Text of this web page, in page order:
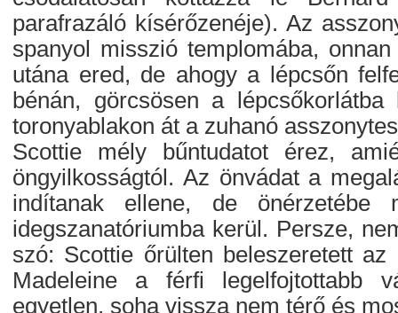
parafrazáló kísérőzenéje). Az
spanyol misszió templomába,
utána ered, de ahogy a lépcsőn
bénán, görcsösen a
toronyablakon át a zuhanó
Scottie mély bűntudatot érez,
öngyilkosságtól. Az önvádat a
indítanak ellene, de önérzetébe
idegszanatóriumba kerül. Persze,
szó: Scottie őrülten beleszeretett
Madeleine a férfi legelfojtottabb
egyetlen, soha vissza nem térő és